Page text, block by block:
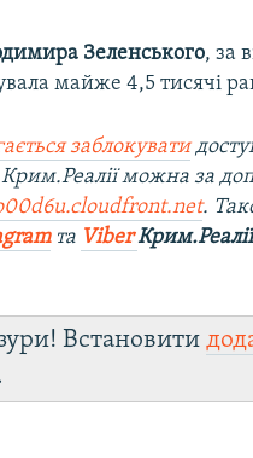
Зеленського, за
майже 4,5 тисячі
заблокувати
можна за
.
та ViberКрим.Реалії
Встановити